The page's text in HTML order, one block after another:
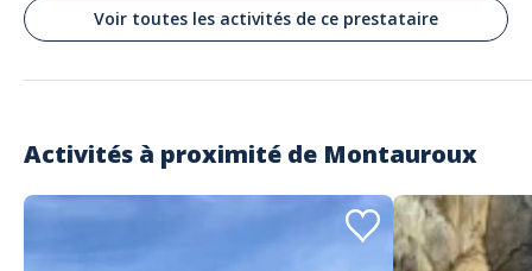
Voir toutes les activités de ce prestataire
Activités à proximité de Montauroux